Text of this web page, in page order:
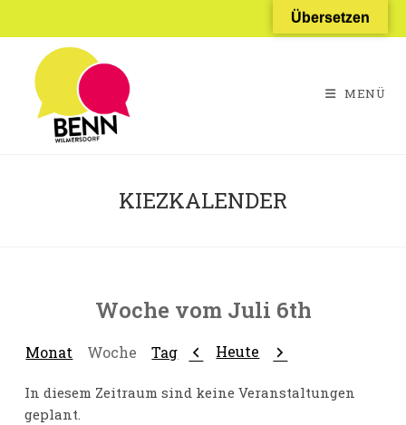
Inhalt
springen
MENÜ
KIEZKALENDER
Woche vom Juli 6th
Monat Woche Tag Zurück
Heute Weiter
In diesem Zeitraum sind keine Veranstaltungen
geplant.
Übersetzen